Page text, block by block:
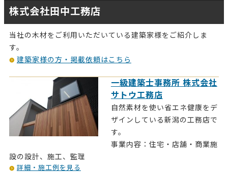
株式会社田中工務店
当社の木材をご利用いただいている建築家様をご紹介しま
す。
建築家様の方・掲載依頼はこちら
一級建築士事務所 株式会社
サトウ工務店
自然素材を使い省エネ健康をデ
ザインしている新潟の工務店で
す。
事業内容：住宅・店舗・商業施
設の設計、施工、監理
詳細・施工例を見る